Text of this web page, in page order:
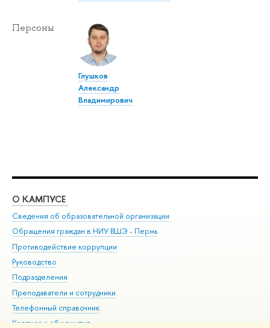
Персоны
Глушков
Александр
Владимирович
О КАМПУСЕ
Сведения об образовательной организации
Обращения граждан в НИУ ВШЭ - Пермь
Противодействие коррупции
Руководство
Подразделения
Преподаватели и сотрудники
Телефонный справочник
Корпуса и общежития